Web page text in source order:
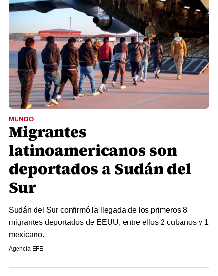
MUNDO
Migrantes
latinoamericanos son
deportados a Sudán del
Sur
Sudán del Sur confirmó la llegada de los primeros 8
migrantes deportados de EEUU, entre ellos 2 cubanos y 1
mexicano.
Agencia EFE